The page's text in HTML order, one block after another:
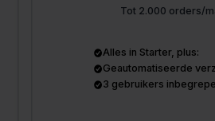
Tot 2.000 orders/
Alles in Starter, plus:
Geautomatiseerde
3 gebruikers